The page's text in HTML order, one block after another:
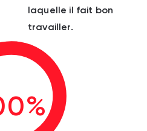
laquelle il fait bon
travailler.